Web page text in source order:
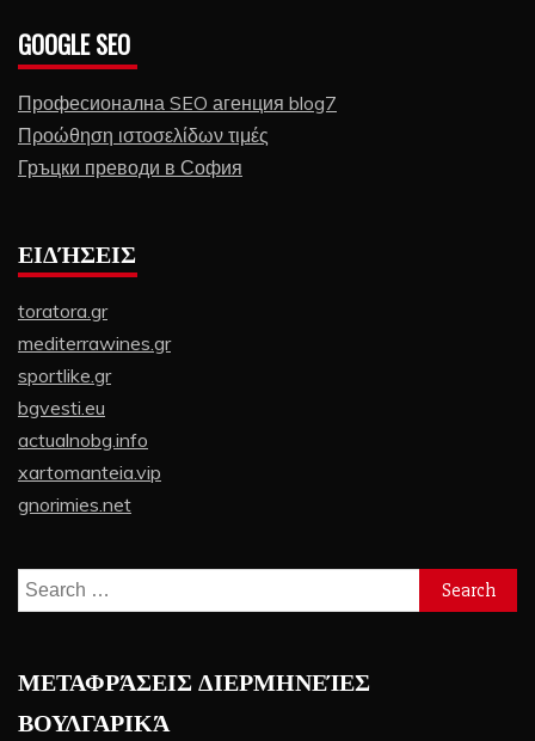
GOOGLE SEO
Професионална SEO агенция blog7
Προώθηση ιστοσελίδων τιμές
Гръцки преводи в София
ΕΙΔΉΣΕΙΣ
toratora.gr
mediterrawines.gr
sportlike.gr
bgvesti.eu
actualnobg.info
xartomanteia.vip
gnorimies.net
Search
for:
ΜΕΤΑΦΡΆΣΕΙΣ ΔΙΕΡΜΗΝΕΊΕΣ
ΒΟΥΛΓΑΡΙΚΆ